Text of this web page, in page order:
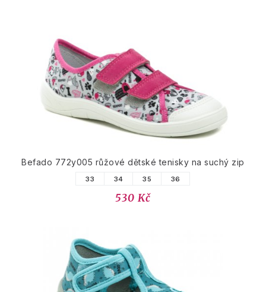
Befado 772y005 růžové dětské tenisky na suchý zip
33 34 35 36
530 Kč